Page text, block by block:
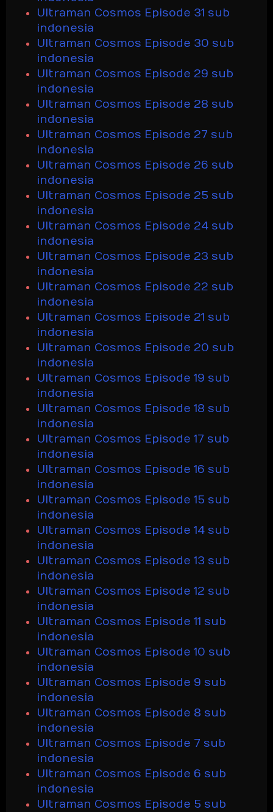
Ultraman Cosmos Episode 31 sub
indonesia
Ultraman Cosmos Episode 30 sub
indonesia
Ultraman Cosmos Episode 29 sub
indonesia
Ultraman Cosmos Episode 28 sub
indonesia
Ultraman Cosmos Episode 27 sub
indonesia
Ultraman Cosmos Episode 26 sub
indonesia
Ultraman Cosmos Episode 25 sub
indonesia
Ultraman Cosmos Episode 24 sub
indonesia
Ultraman Cosmos Episode 23 sub
indonesia
Ultraman Cosmos Episode 22 sub
indonesia
Ultraman Cosmos Episode 21 sub
indonesia
Ultraman Cosmos Episode 20 sub
indonesia
Ultraman Cosmos Episode 19 sub
indonesia
Ultraman Cosmos Episode 18 sub
indonesia
Ultraman Cosmos Episode 17 sub
indonesia
Ultraman Cosmos Episode 16 sub
indonesia
Ultraman Cosmos Episode 15 sub
indonesia
Ultraman Cosmos Episode 14 sub
indonesia
Ultraman Cosmos Episode 13 sub
indonesia
Ultraman Cosmos Episode 12 sub
indonesia
Ultraman Cosmos Episode 11 sub
indonesia
Ultraman Cosmos Episode 10 sub
indonesia
Ultraman Cosmos Episode 9 sub
indonesia
Ultraman Cosmos Episode 8 sub
indonesia
Ultraman Cosmos Episode 7 sub
indonesia
Ultraman Cosmos Episode 6 sub
indonesia
Ultraman Cosmos Episode 5 sub